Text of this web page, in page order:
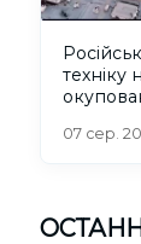
техніку
07 сер.